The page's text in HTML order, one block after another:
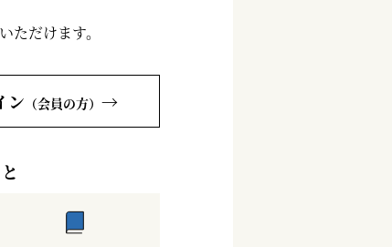
ただけます。
ン （会員の方） →